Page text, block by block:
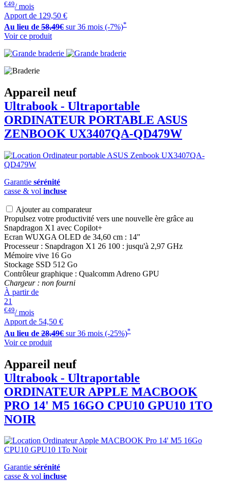
€49/ mois
Apport de 129,50 €
Au lieu de 58,49€ sur 36 mois (-7%)*
Voir ce produit
Appareil neuf
Ultrabook - Ultraportable
ORDINATEUR PORTABLE ASUS
ZENBOOK UX3407QA-QD479W
Garantie sérénité
casse & vol incluse
Ajouter au comparateur
Propulsez votre productivité vers une nouvelle ère grâce au
Snapdragon X1 avec Copilot+
Ecran WUXGA OLED de 34,60 cm : 14"
Processeur : Snapdragon X1 26 100 : jusqu'à 2,97 GHz
Mémoire vive 16 Go
Stockage SSD 512 Go
Contrôleur graphique : Qualcomm Adreno GPU
Chargeur : non fourni
À partir de
21
€49/ mois
Apport de 54,50 €
Au lieu de 28,49€ sur 36 mois (-25%)*
Voir ce produit
Appareil neuf
Ultrabook - Ultraportable
ORDINATEUR APPLE MACBOOK
PRO 14' M5 16GO CPU10 GPU10 1TO
NOIR
Garantie sérénité
casse & vol incluse